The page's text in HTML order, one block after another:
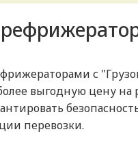
с
выгодную цену
перевозки.